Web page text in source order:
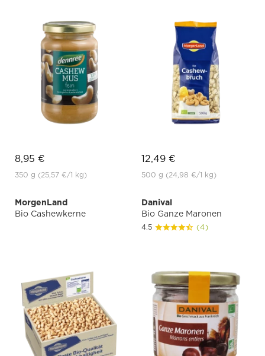
8,95 €
350 g (25,57 €/1 kg)
12,49 €
500 g (24,98 €/1 kg)
MorgenLand
Bio Cashewkerne
Danival
Bio Ganze Maronen
4.5 (4)